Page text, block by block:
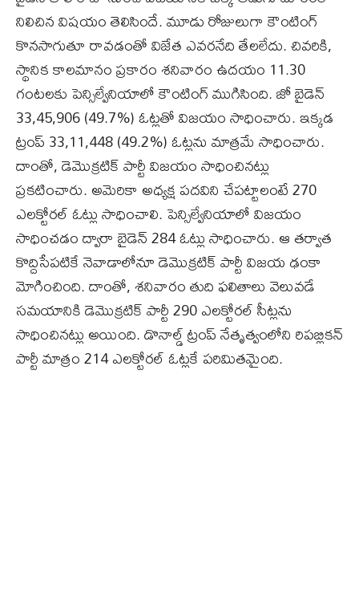
నిలిచిన విషయం తెలిసిందే. మూడు రోజులుగా కౌంటింగ్‌
కొనసాగుతూ రావడంతో విజేత ఎవరనేది తేలలేదు. చివరికి,
స్థానిక కాలమానం ప్రకారం శనివారం ఉదయం 11.30
గంటలకు పెన్సిల్వేనియాలో కౌంటింగ్‌ ముగిసింది. జో బైడెన్‌
33,45,906 (49.7%) ఓట్లతో విజయం సాధించారు. ఇక్కడ
ట్రంప్‌ 33,11,448 (49.2%) ఓట్లను మాత్రమే సాధించారు.
దాంతో, డెమొక్రటిక్‌ పార్టీ విజయం సాధించినట్లు
ప్రకటించారు. అమెరికా అధ్యక్ష పదవిని చేపట్టాలంటే 270
ఎలక్టోరల్‌ ఓట్లు సాధించాలి. పెన్సిల్వేనియాలో విజయం
సాధించడం ద్వారా బైడెన్‌ 284 ఓట్లు సాధించారు. ఆ తర్వాత
కొద్దిసేపటికే నెవాడాలోనూ డెమొక్రటిక్‌ పార్టీ విజయ ఢంకా
మోగించింది. దాంతో, శనివారం తుది ఫలితాలు వెలువడే
సమయానికి డెమొక్రటిక్‌ పార్టీ 290 ఎలక్టోరల్‌ సీట్లను
సాధించినట్లు అయింది. డొనాల్డ్‌ ట్రంప్‌ నేతృత్వంలోని రిపబ్లికన్‌
పార్టీ మాత్రం 214 ఎలక్టోరల్‌ ఓట్లకే పరిమితమైంది.